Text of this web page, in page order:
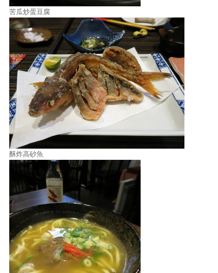
苦瓜炒蛋豆腐
酥炸高砂魚